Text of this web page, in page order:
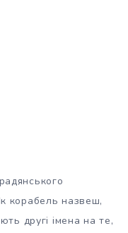
корабель назвеш,
другі імена на те,